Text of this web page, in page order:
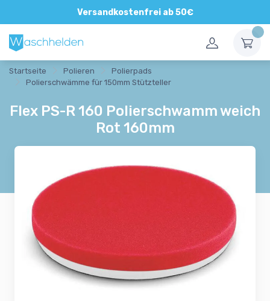
Versandkostenfrei ab 50€
Startseite Polieren
Polierpads
Polierschwämme für 150mm Stützteller
Flex PS-R 160 Polierschwamm weich
Rot 160mm